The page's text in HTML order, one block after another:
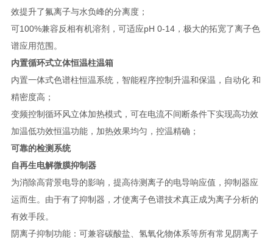
效提升了氟离子与水负峰的分离度；
可100%兼容反相有机溶剂，可适应pH 0-14，极大的拓宽了离子色
谱应用范围。
内置循环式立体恒温柱温箱
内置一体式色谱柱恒温系统，智能程序控制升温和保温，自动化 和
精密度高；
变频控制循环风立体加热模式，可在电流不间断条件下实现高功效
加温低功效恒温功能，加热效果均匀，控温精确；
可靠的检测系统
自再生电解微膜抑制器
为消除高背景电导的影响，提高待测离子的电导响应值，抑制器应
运而生。由于有了抑制器，才使离子色谱技术真正成为离子分析的
有效手段。
阴离子抑制功能：可兼容碳酸盐、氢氧化物体系等所有常见阴离子